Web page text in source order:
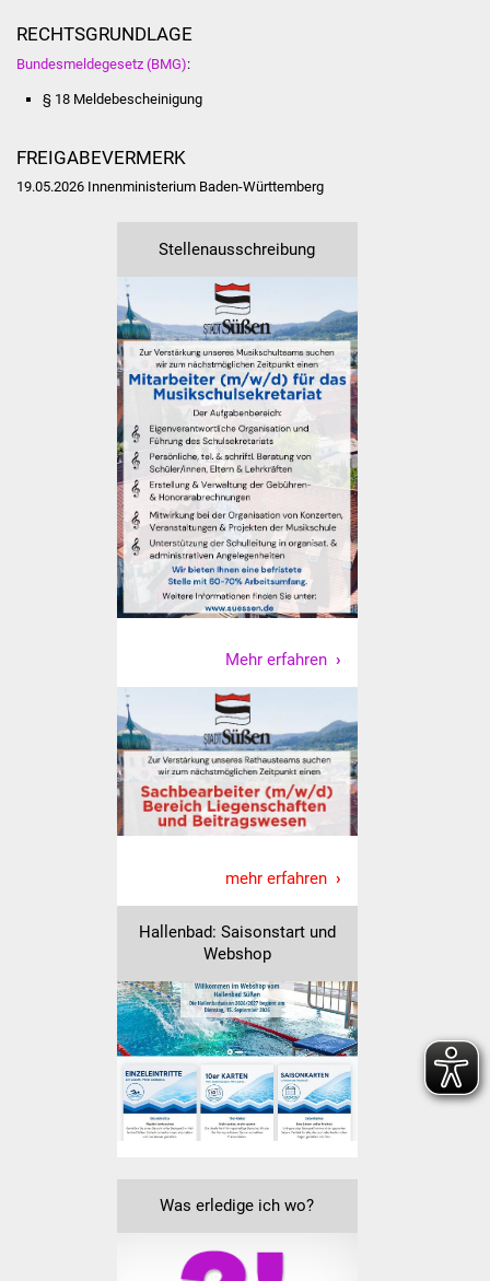
Suenergie
NETZMonitor
Gesundheit und Notfall
Ärzte und Apotheken
Pflege von Angehörigen
Hitzewarnung / UV-
Index
ÖPNV
Abfall und Entsorgung
Kultur & Freizeit
Veranstaltungen
Ostermarkt
Einrichtungen
Hallenbad
Stadtbücherei
Stadtarchiv
Bürgerhaus
Kulturhalle
RECHTSGRUNDLAGE
Bundesmeldegesetz (BMG):
§ 18 Meldebescheinigung
FREIGABEVERMERK
19.05.2026 Innenministerium Baden-Württemberg
Stellenausschreibung
Mehr erfahren
mehr erfahren
Hallenbad: Saisonstart und
Webshop
Was erledige ich wo?